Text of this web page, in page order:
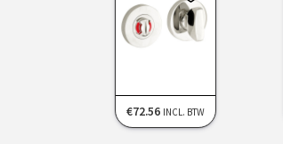
€72.56 INCL. BTW